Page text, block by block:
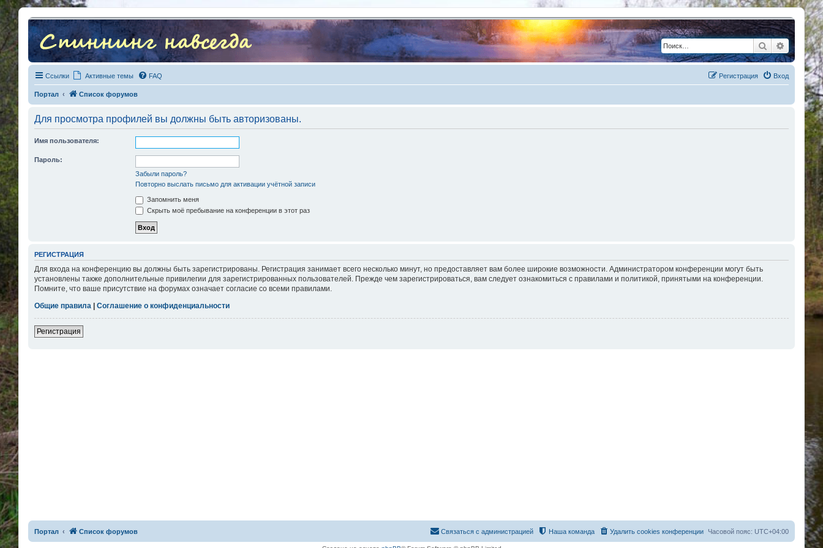
Поиск
Ссылки Активные темы FAQ Вход
Регистрация
Портал Список форумов
Для просмотра профилей вы должны быть авторизованы.
Имя пользователя:
Пароль:
Забыли пароль?
Повторно выслать письмо для активации учётной записи
Запомнить меня
Скрыть моё пребывание на конференции в этот раз
РЕГИСТРАЦИЯ
Для входа на конференцию вы должны быть зарегистрированы. Регистрация занимает всего несколько минут, но предоставляет вам более широкие возможности. Администратором конференции могут быть
установлены также дополнительные привилегии для зарегистрированных пользователей. Прежде чем зарегистрироваться, вам следует ознакомиться с правилами и политикой, принятыми на конференции.
Помните, что ваше присутствие на форумах означает согласие со всеми правилами.
Общие правила | Соглашение о конфиденциальности
Регистрация
Портал Список форумов Часовой пояс: UTC+04:00
Удалить cookies конференции
Наша команда
Связаться с администрацией